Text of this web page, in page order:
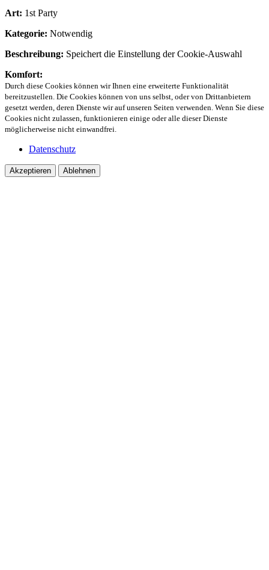
Art: 1st Party
Kategorie: Notwendig
Beschreibung: Speichert die Einstellung der Cookie-Auswahl
Komfort:
Durch diese Cookies können wir Ihnen eine erweiterte Funktionalität
bereitzustellen. Die Cookies können von uns selbst, oder von Drittanbietern
gesetzt werden, deren Dienste wir auf unseren Seiten verwenden. Wenn Sie diese
Cookies nicht zulassen, funktionieren einige oder alle dieser Dienste
möglicherweise nicht einwandfrei.
Datenschutz
Akzeptieren Ablehnen